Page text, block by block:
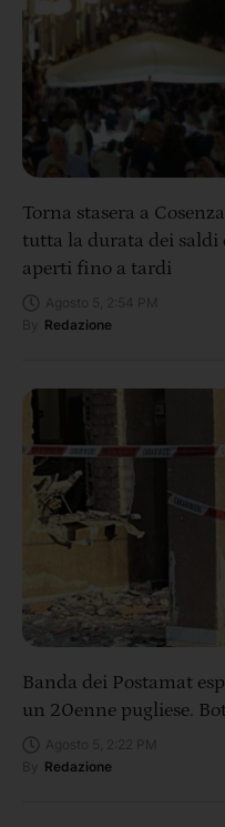
Torna stasera a
tutta la durata dei saldi
aperti fino a tardi
Redazione
Banda dei Postamat
un 20enne pugliese.
Redazione